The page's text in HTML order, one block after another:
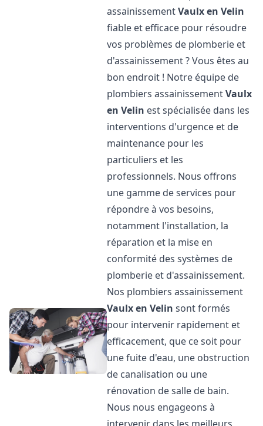
assainissementVaulx en Velin
fiable et efficace pour résoudre
vos problèmes de plomberie et
d'assainissement ? Vous êtes au
bon endroit ! Notre équipe de
plombiers assainissementVaulx
en Velin est spécialisée dans les
interventions d'urgence et de
maintenance pour les
particuliers et les
professionnels. Nous offrons
une gamme de services pour
répondre à vos besoins,
notamment l'installation, la
réparation et la mise en
conformité des systèmes de
plomberie et d'assainissement.
Nos plombiers assainissement
Vaulx en Velin sont formés
pour intervenir rapidement et
efficacement, que ce soit pour
une fuite d'eau, une obstruction
de canalisation ou une
rénovation de salle de bain.
Nous nous engageons à